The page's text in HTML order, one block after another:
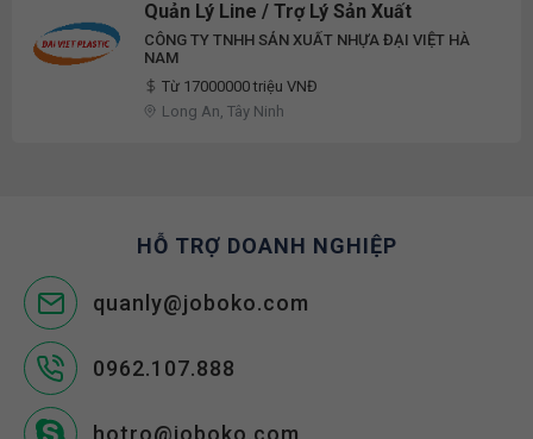
Quản Lý Line / Trợ Lý Sản Xuất
CÔNG TY TNHH SẢN XUẤT NHỰA ĐẠI VIỆT HÀ
NAM
Từ 17000000 triệu VNĐ
Long An, Tây Ninh
HỖ TRỢ DOANH NGHIỆP
quanly@joboko.com
0962.107.888
hotro@joboko.com